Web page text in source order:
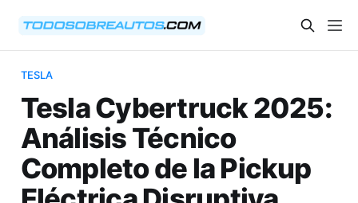
TESLA
Tesla Cybertruck 2025:
Análisis Técnico
Completo de la Pickup